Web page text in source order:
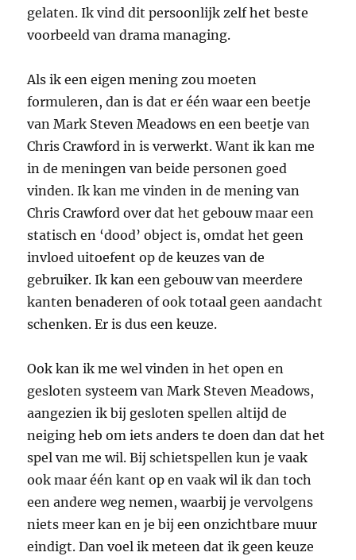
gelaten. Ik vind dit persoonlijk zelf het beste
voorbeeld van drama managing.
Als ik een eigen mening zou moeten
formuleren, dan is dat er één waar een beetje
van Mark Steven Meadows en een beetje van
Chris Crawford in is verwerkt. Want ik kan me
in de meningen van beide personen goed
vinden. Ik kan me vinden in de mening van
Chris Crawford over dat het gebouw maar een
statisch en ‘dood’ object is, omdat het geen
invloed uitoefent op de keuzes van de
gebruiker. Ik kan een gebouw van meerdere
kanten benaderen of ook totaal geen aandacht
schenken. Er is dus een keuze.
Ook kan ik me wel vinden in het open en
gesloten systeem van Mark Steven Meadows,
aangezien ik bij gesloten spellen altijd de
neiging heb om iets anders te doen dan dat het
spel van me wil. Bij schietspellen kun je vaak
ook maar één kant op en vaak wil ik dan toch
een andere weg nemen, waarbij je vervolgens
niets meer kan en je bij een onzichtbare muur
eindigt. Dan voel ik meteen dat ik geen keuze